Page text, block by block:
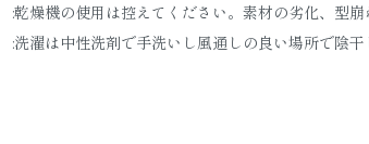
:乾燥機の使用は控えてください。素材の劣化、型崩
:洗濯は中性洗剤で手洗いし風通しの良い場所で陰干